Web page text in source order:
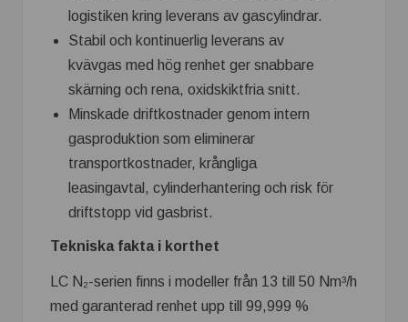
logistiken kring leverans av gascylindrar.
Stabil och kontinuerlig leverans av
kvävgas med hög renhet ger snabbare
skärning och rena, oxidskiktfria snitt.
Minskade driftkostnader genom intern
gasproduktion som eliminerar
transportkostnader, krångliga
leasingavtal, cylinderhantering och risk för
driftstopp vid gasbrist.
Tekniska fakta i korthet
LC N₂-serien finns i modeller från 13 till 50 Nm³/h
med garanterad renhet upp till 99,999 %